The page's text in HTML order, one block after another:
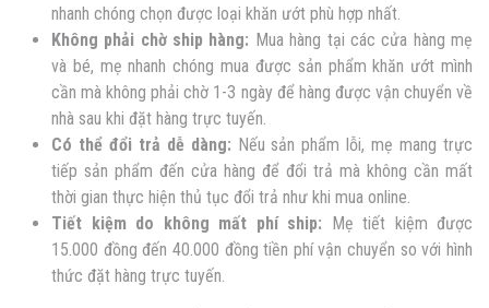
nhanh chóng chọn được loại khăn ướt phù hợp nhất.
Không phải chờ ship hàng: Mua hàng tại các cửa hàng mẹ
và bé, mẹ nhanh chóng mua được sản phẩm khăn ướt mình
cần mà không phải chờ 1-3 ngày để hàng được vận chuyển về
nhà sau khi đặt hàng trực tuyến.
Có thể đổi trả dễ dàng: Nếu sản phẩm lỗi, mẹ mang trực
tiếp sản phẩm đến cửa hàng để đổi trả mà không cần mất
thời gian thực hiện thủ tục đổi trả như khi mua online.
Tiết kiệm do không mất phí ship: Mẹ tiết kiệm được
15.000 đồng đến 40.000 đồng tiền phí vận chuyển so với hình
thức đặt hàng trực tuyến.